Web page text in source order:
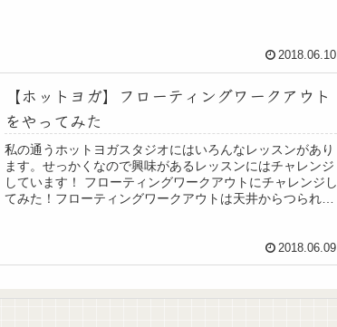
2018.06.10
【ホットヨガ】フローティングワークアウト
をやってみた
私の通うホットヨガスタジオにはいろんなレッスンがあり
ます。せっかくなので興味があるレッスンにはチャレンジ
しています！ フローティングワークアウトにチャレンジし
てみた！フローティングワークアウトは天井からつられた
2018.06.09